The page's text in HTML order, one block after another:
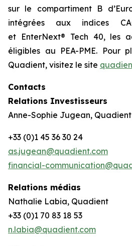
sur le compartiment B
intégrées aux indices
et EnterNext® Tech 40, les
éligibles au PEA-PME. Pour
Quadient, visitez le site
Contacts
Relations Investisseurs
Anne-Sophie Jugean, Quadient
+33 (0)1 45 36 30 24
as.jugean@quadient.com
financial-
Relations médias
Nathalie Labia, Quadient
+33 (0)1 70 83 18 53
n.labia@quadient.com